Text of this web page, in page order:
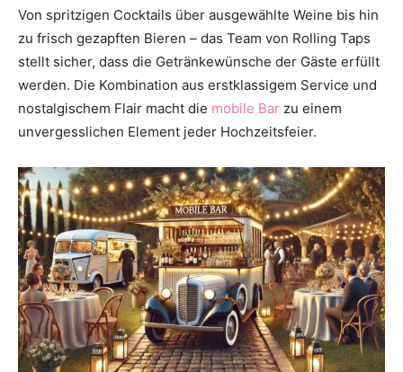
Von spritzigen Cocktails über ausgewählte Weine bis hin
zu frisch gezapften Bieren – das Team von Rolling Taps
stellt sicher, dass die Getränkewünsche der Gäste erfüllt
werden. Die Kombination aus erstklassigem Service und
nostalgischem Flair macht die mobile Bar zu einem
unvergesslichen Element jeder Hochzeitsfeier.